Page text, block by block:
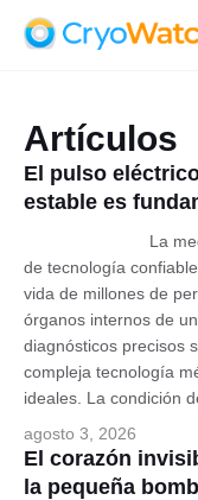
Artículos
El pulso
estable es
La
de tecnología
vida de millones de
órganos internos de
diagnósticos precisos
compleja tecnología
ideales. La condición
agosto 3, 2026
El corazón
la pequeña